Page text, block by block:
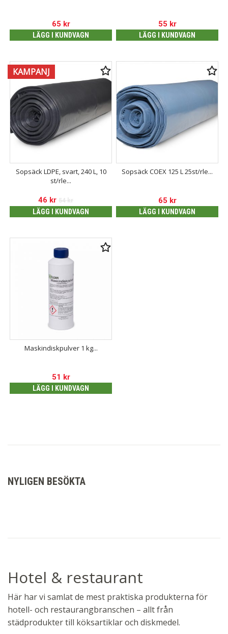
65 kr
LÄGG I KUNDVAGN
55 kr
LÄGG I KUNDVAGN
KAMPANJ
Sopsäck LDPE, svart, 240 L, 10
st/rle...
46 kr 54kr
LÄGG I KUNDVAGN
Sopsäck COEX 125 L 25st/rle...
65 kr
LÄGG I KUNDVAGN
Maskindiskpulver 1 kg...
51 kr
LÄGG I KUNDVAGN
NYLIGEN BESÖKTA
Hotel & restaurant
Här har vi samlat de mest praktiska produkterna för
hotell- och restaurangbranschen – allt från
städprodukter till köksartiklar och diskmedel.